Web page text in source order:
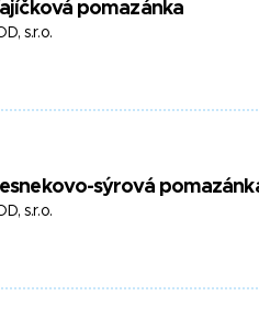
pomazánka
s.r.o.
sýrová
s.r.o.